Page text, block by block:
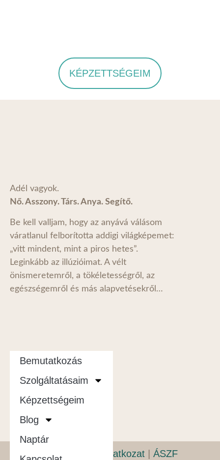
KÉPZETTSÉGEIM
Adél vagyok.
Nő. Asszony. Társ. Anya. Segítő.
Be kell valljam, hogy az anyává válásom
váratlanul felborította addigi világképemet:
„vitt mindent, mint a piros hetes”.
Leginkább az illúzióimat. A vélt
önismeretemről, a tökéletességről, az
egészségemről és más alapvetésekről…
Bemutatkozás
Szolgáltatásaim
Képzettségeim
Blog
Naptár
Adatvédelmi nyilatkozat ÁSZF